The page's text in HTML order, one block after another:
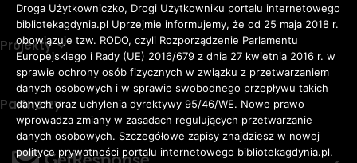
Rozmiar
czcionki
Adomyślna czcionka
Awiększa czcionka
KONTRAST:
ZWIĘKSZ
Projekty
Partnerzy
Droga Użytkowniczko, Drogi Użytkowniku portalu internetowego
bibliotekagdynia.pl Uprzejmie informujemy, że od 25 maja 2018 r.
obowiązuje tzw. RODO, czyli Rozporządzenie Parlamentu
Europejskiego i Rady (UE) 2016/679 z dnia 27 kwietnia 2016 r. w
sprawie ochrony osób fizycznych w związku z przetwarzaniem
danych osobowych i w sprawie swobodnego przepływu takich
danych oraz uchylenia dyrektywy 95/46/WE. Nowe prawo
wprowadza zmiany w zasadach regulujących przetwarzanie
danych osobowych. Szczegółowe zapisy znajdziesz w nowej
polityce prywatności portalu internetowego bibliotekagdynia.pl.